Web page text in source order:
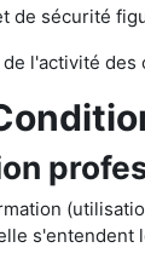
de sécurité
l'activité
s'entendent